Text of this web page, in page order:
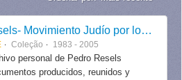
Pedro Resels- Movimiento Judío por los Derechos Humanos
Coleção 1983 - 2005
personal de Pedro Resels
producidos, reunidos y